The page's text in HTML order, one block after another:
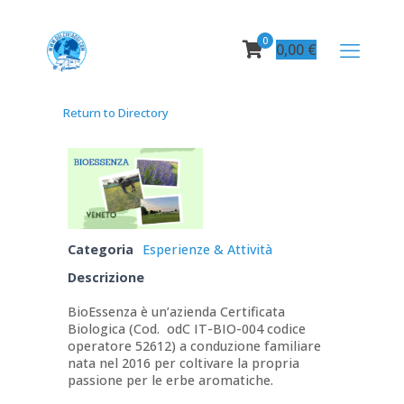
0 0,00 €
Return to Directory
Categoria
Esperienze & Attività
Descrizione
BioEssenza è un’azienda Certificata
Biologica (Cod. odC IT-BIO-004 codice
operatore 52612) a conduzione familiare
nata nel 2016 per coltivare la propria
passione per le erbe aromatiche.